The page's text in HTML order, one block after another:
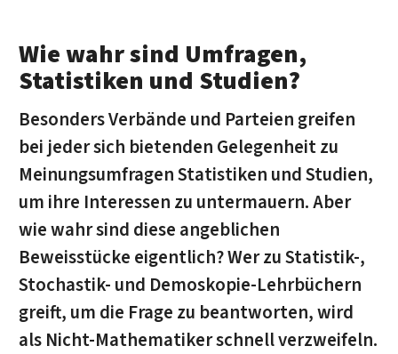
Wie wahr sind Umfragen,
Statistiken und Studien?
Besonders Verbände und Parteien greifen
bei jeder sich bietenden Gelegenheit zu
Meinungsumfragen Statistiken und Studien,
um ihre Interessen zu untermauern. Aber
wie wahr sind diese angeblichen
Beweisstücke eigentlich? Wer zu Statistik-,
Stochastik- und Demoskopie-Lehrbüchern
greift, um die Frage zu beantworten, wird
als Nicht-Mathematiker schnell verzweifeln.